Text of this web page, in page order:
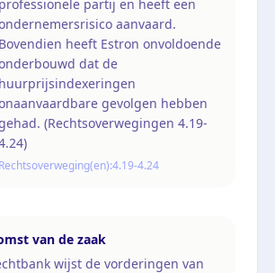
professionele partij en heeft een
aanvaard.
Bovendien heeft Estron onvoldoende
dat de
huurprijsindexeringen
gevolgen hebben
(Rechtsoverwegingen 4.19-
Rechtsoverweging(en):4.19-4.24
van de zaak
wijst de vorderingen van